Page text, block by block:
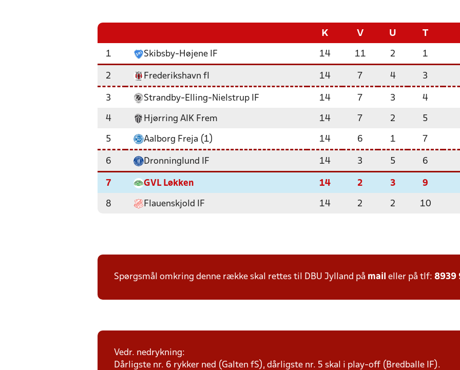
K V U T
1 Skibsby-Højene IF 14 11 2 1
2 Frederikshavn fI 14 7 4 3
3 Strandby-Elling-Nielstrup IF 14 7 3 4
4 Hjørring AIK Frem 14 7 2 5
5 Aalborg Freja (1) 14 6 1 7
6 Dronninglund IF 14 3 5 6
7 GVL Løkken 14 2 3 9
8 Flauenskjold IF 14 2 2 10
Spørgsmål omkring denne række skal rettes til DBU Jylland på mail eller på tlf: 8939
Vedr. nedrykning:
Dårligste nr. 6 rykker ned (Galten fS), dårligste nr. 5 skal i play-off (Bredballe IF).